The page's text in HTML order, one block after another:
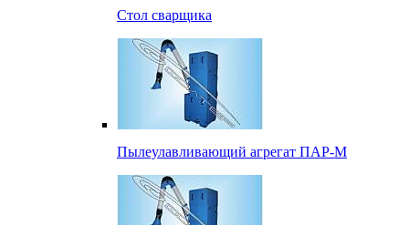
Стол сварщика
Пылеулавливающий агрегат ПАР-М